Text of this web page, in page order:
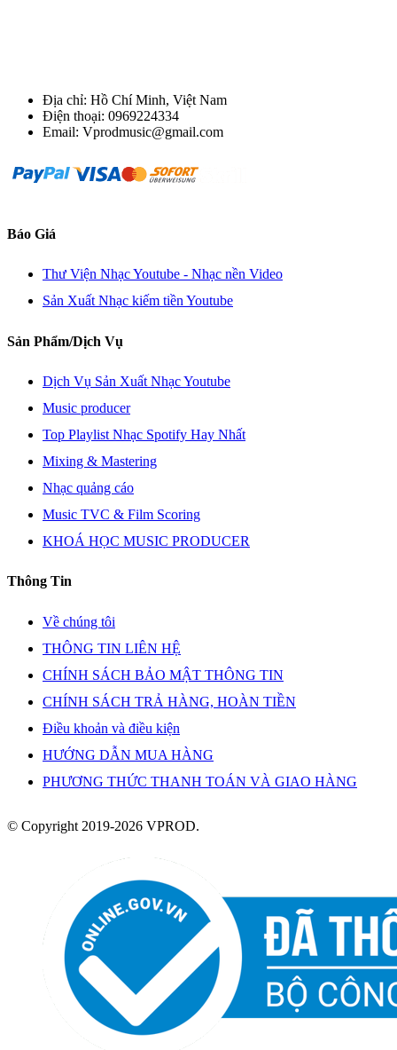
Địa chỉ: Hồ Chí Minh, Việt Nam
Điện thoại: 0969224334
Email: Vprodmusic@gmail.com
Báo Giá
Thư Viện Nhạc Youtube - Nhạc nền Video
Sản Xuất Nhạc kiếm tiền Youtube
Sản Phẩm/Dịch Vụ
Dịch Vụ Sản Xuất Nhạc Youtube
Music producer
Top Playlist Nhạc Spotify Hay Nhất
Mixing & Mastering
Nhạc quảng cáo
Music TVC & Film Scoring
KHOÁ HỌC MUSIC PRODUCER
Thông Tin
Về chúng tôi
THÔNG TIN LIÊN HỆ
CHÍNH SÁCH BẢO MẬT THÔNG TIN
CHÍNH SÁCH TRẢ HÀNG, HOÀN TIỀN
Điều khoản và điều kiện
HƯỚNG DẪN MUA HÀNG
PHƯƠNG THỨC THANH TOÁN VÀ GIAO HÀNG
© Copyright 2019-2026 VPROD.